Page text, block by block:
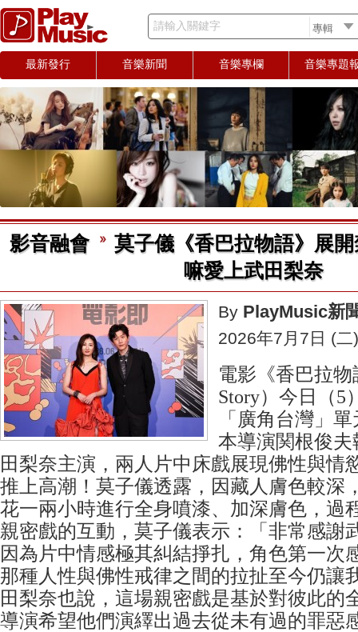
請輸入關鍵字
最新發行 音樂新聞 音樂專欄 音樂專題
影音融會
莫子儀《香巴拉物語》展
嘛愛上武田梨奈
By PlayMusic新
2026年7月7日 (二)
電影《香巴拉物
Story）今日（5
「廣角台灣」
本導演関根俊
田梨奈主演，兩人片中床戲展現佛性與情
推上高潮！莫子儀透露，因藏人膚色較深
花一兩小時進行全身噴漆、加深膚色，過
親密戲的互動，莫子儀表示：「非常感謝
因為片中情感極其糾結掙扎，角色第一次
那種人性與佛性戒律之間的拉扯至今仍讓
田梨奈也說，這場親密戲是基於對彼此的
導演希望他們演繹出過去從未有過的罪惡